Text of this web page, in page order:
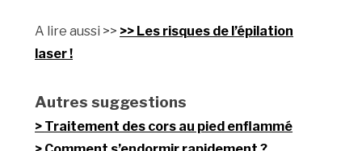
A lire aussi >> >> Les risques de l’épilation
laser !
Autres suggestions
Traitement des cors au pied enflammé